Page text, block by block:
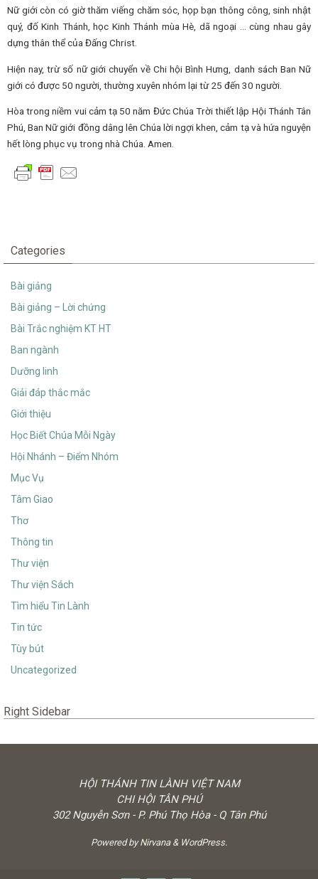
Nữ giới còn có giờ thăm viếng chăm sóc, họp bạn thông công, sinh nhật
quý, đố Kinh Thánh, học Kinh Thánh mùa Hè, dã ngoại … cùng nhau gây
dựng thân thể của Đấng Christ.
Hiện nay, trừ số nữ giới chuyển về Chi hội Bình Hưng, danh sách Ban Nữ
giới có được 50 người, thường xuyên nhóm lại từ 25 đến 30 người.
Hòa trong niềm vui cảm tạ 50 năm Đức Chúa Trời thiết lập Hội Thánh Tân
Phú, Ban Nữ giới đồng dâng lên Chúa lời ngợi khen, cảm tạ và hứa nguyện
hết lòng phục vụ trong nhà Chúa. Amen.
Categories
Bài giảng
Bài giảng – Lời chứng
Bài Trắc nghiệm KT HT
Ban ngành
Dưỡng linh
Giải đáp thắc mắc
Giới thiệu
Học Biết Chúa Mỗi Ngày
Hội Nhánh – Điểm Nhóm
Mục Vụ
Tâm Giao
Thơ
Thông tin
Thư viện
Thư viện Sách
Tìm hiểu Tin Lành
Tin tức
Tùy bút
Uncategorized
Right Sidebar
HỘI THÁNH TIN LÀNH VIỆT NAM
CHI HỘI TÂN PHÚ
302 Nguyễn Sơn - P. Phú Thọ Hòa - Q Tân Phú
Powered byNirvana& WordPress.